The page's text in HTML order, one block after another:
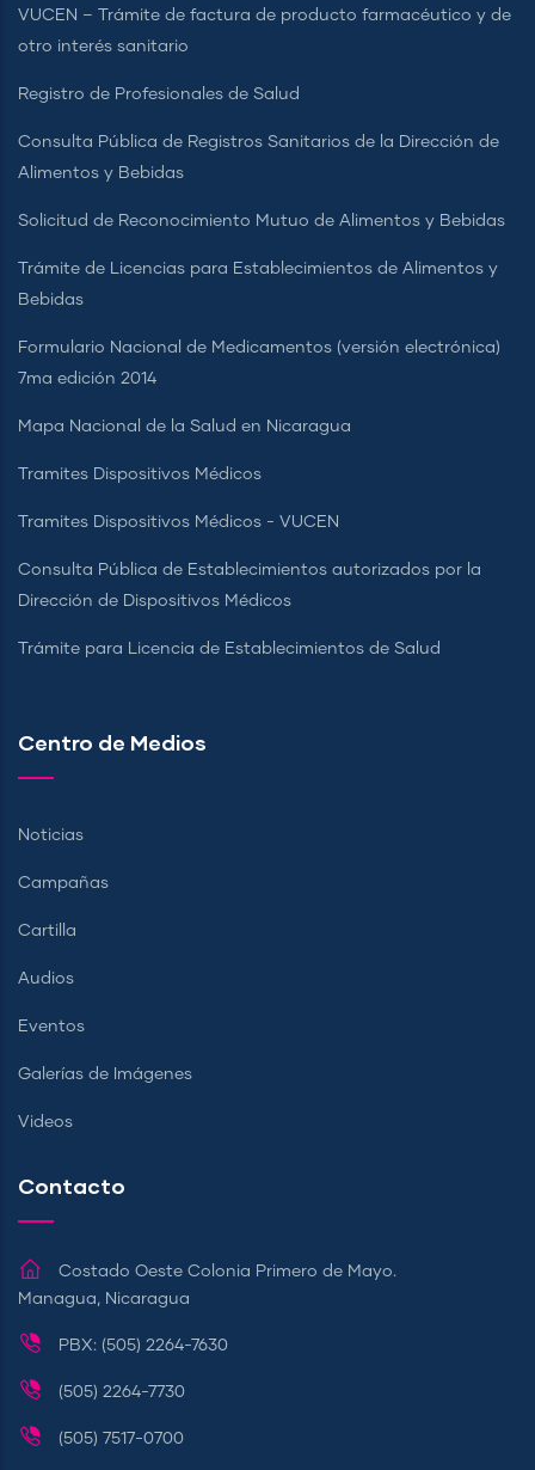
VUCEN – Trámite de factura de producto farmacéutico y de
otro interés sanitario
Registro de Profesionales de Salud
Consulta Pública de Registros Sanitarios de la Dirección de
Alimentos y Bebidas
Solicitud de Reconocimiento Mutuo de Alimentos y Bebidas
Trámite de Licencias para Establecimientos de Alimentos y
Bebidas
Formulario Nacional de Medicamentos (versión electrónica)
7ma edición 2014
Mapa Nacional de la Salud en Nicaragua
Tramites Dispositivos Médicos
Tramites Dispositivos Médicos - VUCEN
Consulta Pública de Establecimientos autorizados por la
Dirección de Dispositivos Médicos
Trámite para Licencia de Establecimientos de Salud
Centro de Medios
Noticias
Campañas
Cartilla
Audios
Eventos
Galerías de Imágenes
Videos
Contacto
Costado Oeste Colonia Primero de Mayo.
Managua, Nicaragua
PBX: (505) 2264-7630
(505) 2264-7730
(505) 7517-0700